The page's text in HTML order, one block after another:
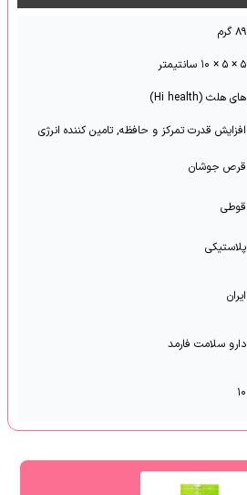
۸۹ گرم
۵ × ۵ × ۱۰ سانتیمتر
های هلث (Hi health)
افزایش قدرت تمرکز و حافظه, تامین کننده انرژی
قرص جوشان
قوطی
پلاستیکی
ایران
دارو سلامت فارمد
۱۰